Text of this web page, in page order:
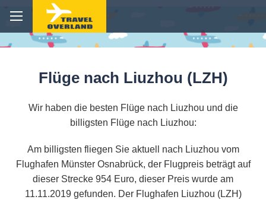
Flüge nach Liuzhou (LZH)
Wir haben die besten Flüge nach Liuzhou und die
billigsten Flüge nach Liuzhou:
Am billigsten fliegen Sie aktuell nach Liuzhou vom
Flughafen Münster Osnabrück, der Flugpreis beträgt auf
dieser Strecke 954 Euro, dieser Preis wurde am
11.11.2019 gefunden. Der Flughafen Liuzhou (LZH)